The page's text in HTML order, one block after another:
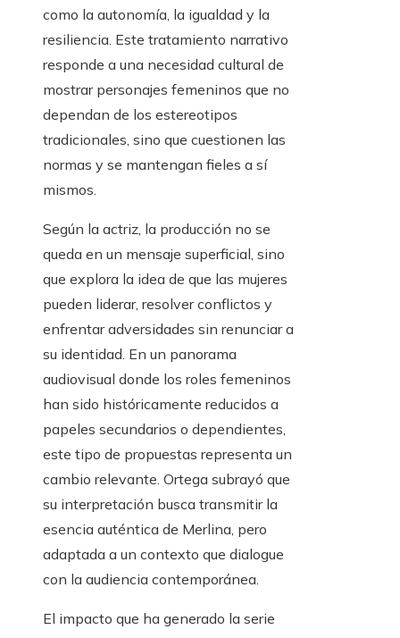
como la autonomía, la igualdad y la
resiliencia. Este tratamiento narrativo
responde a una necesidad cultural de
mostrar personajes femeninos que no
dependan de los estereotipos
tradicionales, sino que cuestionen las
normas y se mantengan fieles a sí
mismos.
Según la actriz, la producción no se
queda en un mensaje superficial, sino
que explora la idea de que las mujeres
pueden liderar, resolver conflictos y
enfrentar adversidades sin renunciar a
su identidad. En un panorama
audiovisual donde los roles femeninos
han sido históricamente reducidos a
papeles secundarios o dependientes,
este tipo de propuestas representa un
cambio relevante. Ortega subrayó que
su interpretación busca transmitir la
esencia auténtica de Merlina, pero
adaptada a un contexto que dialogue
con la audiencia contemporánea.
El impacto que ha generado la serie